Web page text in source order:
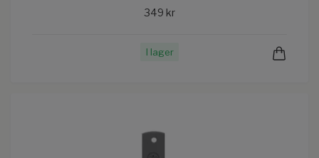
349 kr
I lager